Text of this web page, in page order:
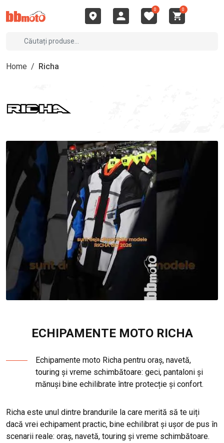
0 0
Home / Richa
ECHIPAMENTE MOTO RICHA
Echipamente moto Richa pentru oraș, navetă,
touring și vreme schimbătoare: geci, pantaloni și
mănuși bine echilibrate între protecție și confort.
Richa este unul dintre brandurile la care merită să te uiți
dacă vrei echipament practic, bine echilibrat și ușor de pus în
scenarii reale: oraș, navetă, touring și vreme schimbătoare.